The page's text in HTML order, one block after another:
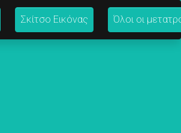
Σκίτσο Εικόνας Όλοι οι